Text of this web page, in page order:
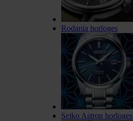
Rodania horloges
Seiko Astron horloges